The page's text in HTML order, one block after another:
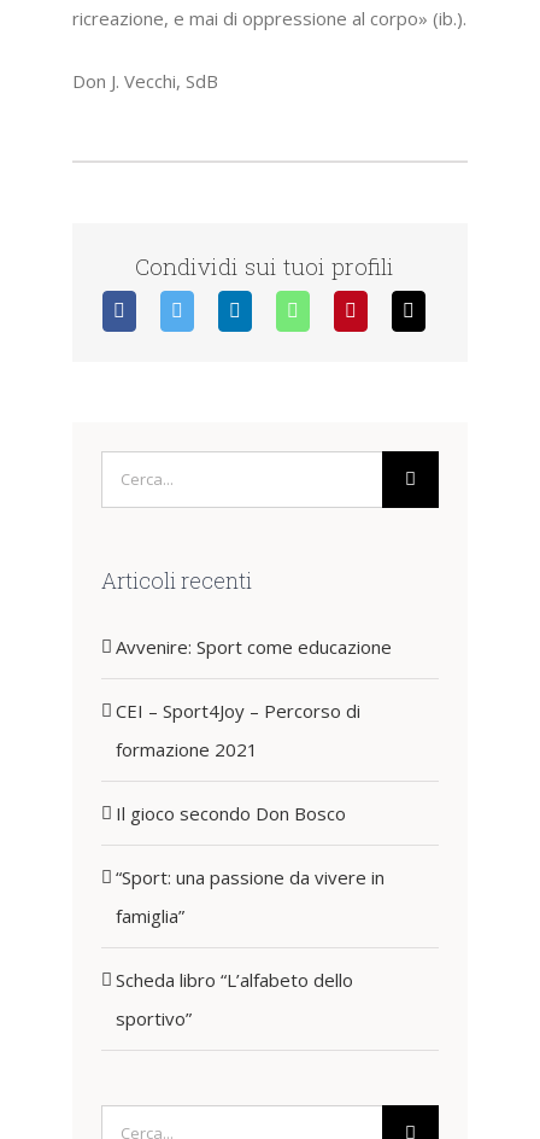
ricreazione, e mai di oppressione al corpo» (ib.).
Don J. Vecchi, SdB
Condividi sui tuoi profili
Cerca
per:
Articoli recenti
Avvenire: Sport come educazione
CEI – Sport4Joy – Percorso di
formazione 2021
Il gioco secondo Don Bosco
“Sport: una passione da vivere in
famiglia”
Scheda libro “L’alfabeto dello
sportivo”
Cerca